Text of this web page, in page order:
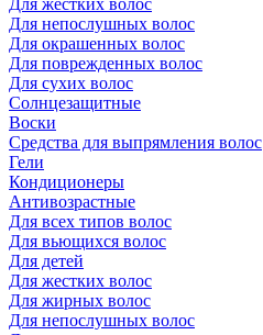
Для жестких волос
Для непослушных волос
Для окрашенных волос
Для поврежденных волос
Для сухих волос
Солнцезащитные
Воски
Средства для выпрямления волос
Гели
Кондиционеры
Антивозрастные
Для всех типов волос
Для вьющихся волос
Для детей
Для жестких волос
Для жирных волос
Для непослушных волос